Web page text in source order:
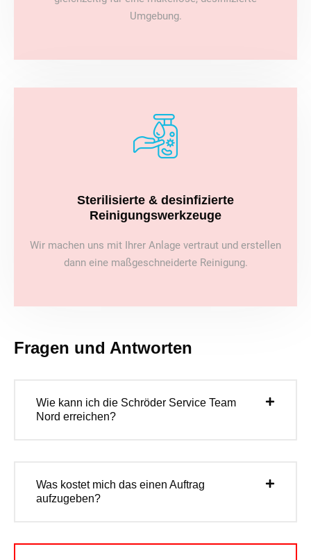
Umgebung.
Sterilisierte & desinfizierte
Reinigungswerkzeuge
Wir machen uns mit Ihrer Anlage vertraut und erstellen
dann eine maßgeschneiderte Reinigung.
Fragen und Antworten
Wie kann ich die Schröder Service Team
Nord erreichen?
Was kostet mich das einen Auftrag
aufzugeben?